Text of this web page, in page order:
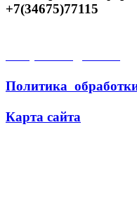
+7(34675)77115
Политика
Карта сайта